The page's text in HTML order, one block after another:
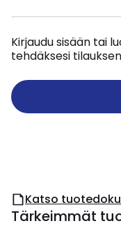
Kirjaudu sisään tai
tehdäksesi tilauksen
Katso
Tärkeimmät